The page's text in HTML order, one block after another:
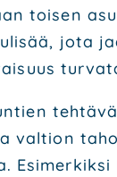
toi­sen
jota
val­tion